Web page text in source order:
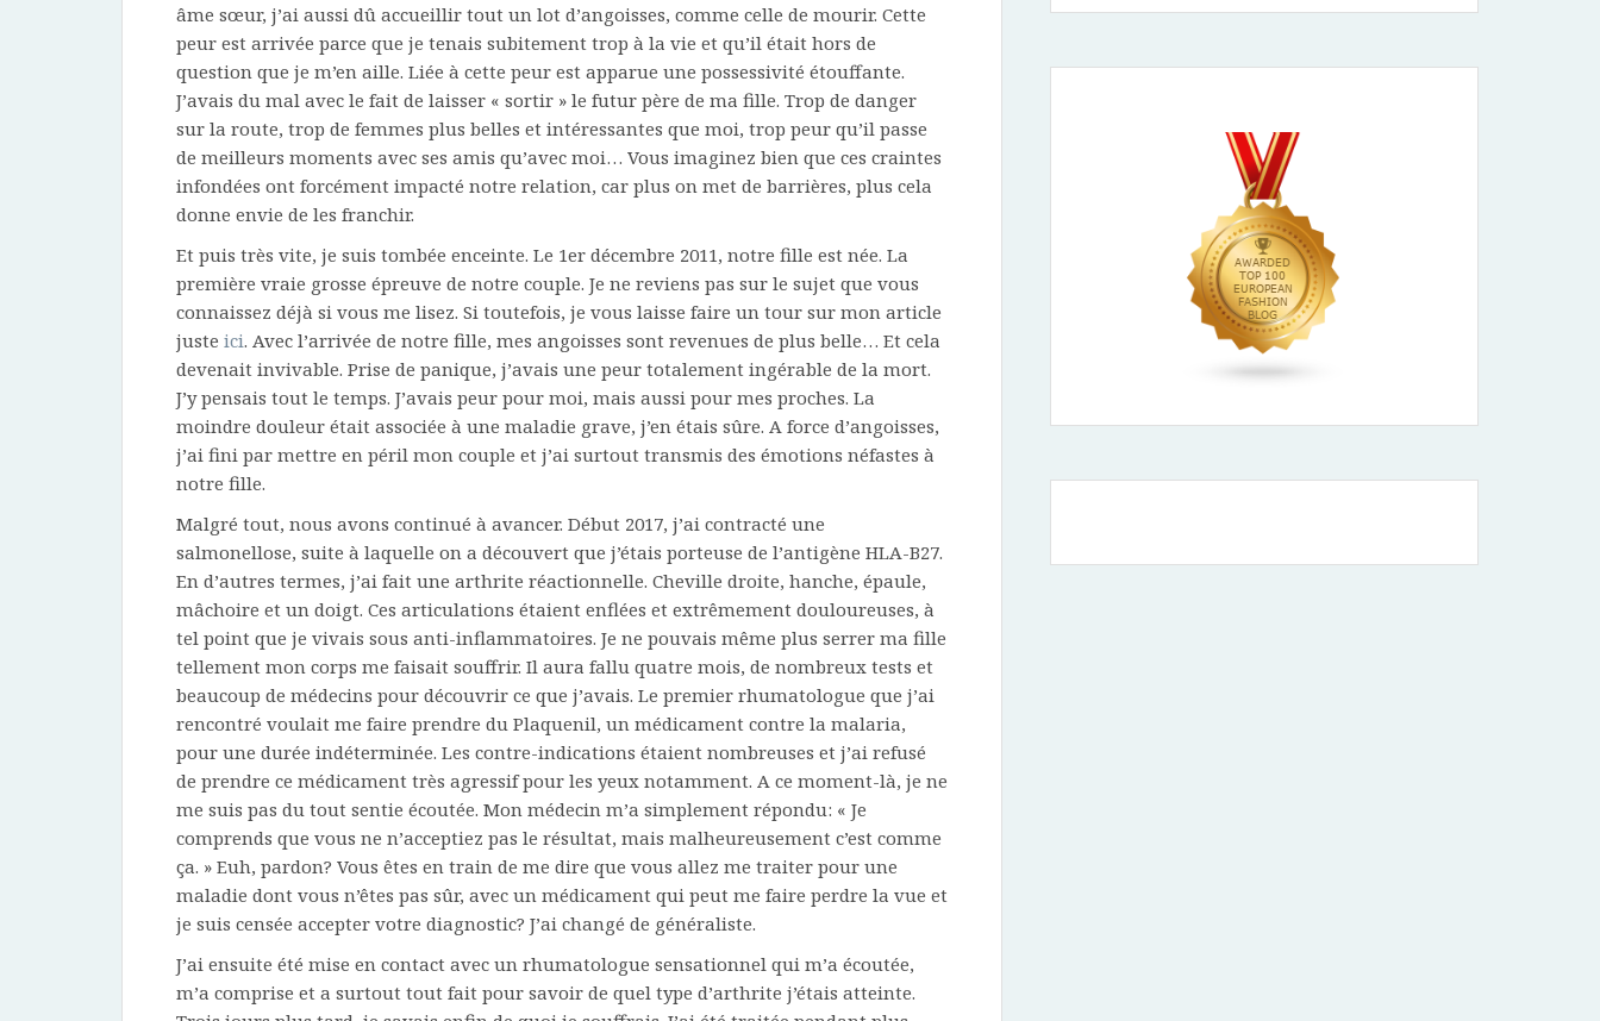
âme sœur, j’ai aussi dû accueillir tout un lot d’angoisses, comme celle de mourir. Cette
peur est arrivée parce que je tenais subitement trop à la vie et qu’il était hors de
question que je m’en aille. Liée à cette peur est apparue une possessivité étouffante.
J’avais du mal avec le fait de laisser « sortir » le futur père de ma fille. Trop de danger
sur la route, trop de femmes plus belles et intéressantes que moi, trop peur qu’il passe
de meilleurs moments avec ses amis qu’avec moi… Vous imaginez bien que ces craintes
infondées ont forcément impacté notre relation, car plus on met de barrières, plus cela
donne envie de les franchir.
Et puis très vite, je suis tombée enceinte. Le 1er décembre 2011, notre fille est née. La
première vraie grosse épreuve de notre couple. Je ne reviens pas sur le sujet que vous
connaissez déjà si vous me lisez. Si toutefois, je vous laisse faire un tour sur mon article
juste ici. Avec l’arrivée de notre fille, mes angoisses sont revenues de plus belle… Et cela
devenait invivable. Prise de panique, j’avais une peur totalement ingérable de la mort.
J’y pensais tout le temps. J’avais peur pour moi, mais aussi pour mes proches. La
moindre douleur était associée à une maladie grave, j’en étais sûre. A force d’angoisses,
j’ai fini par mettre en péril mon couple et j’ai surtout transmis des émotions néfastes à
notre fille.
Malgré tout, nous avons continué à avancer. Début 2017, j’ai contracté une
salmonellose, suite à laquelle on a découvert que j’étais porteuse de l’antigène HLA-B27.
En d’autres termes, j’ai fait une arthrite réactionnelle. Cheville droite, hanche, épaule,
mâchoire et un doigt. Ces articulations étaient enflées et extrêmement douloureuses, à
tel point que je vivais sous anti-inflammatoires. Je ne pouvais même plus serrer ma fille
tellement mon corps me faisait souffrir. Il aura fallu quatre mois, de nombreux tests et
beaucoup de médecins pour découvrir ce que j’avais. Le premier rhumatologue que j’ai
rencontré voulait me faire prendre du Plaquenil, un médicament contre la malaria,
pour une durée indéterminée. Les contre-indications étaient nombreuses et j’ai refusé
de prendre ce médicament très agressif pour les yeux notamment. A ce moment-là, je ne
me suis pas du tout sentie écoutée. Mon médecin m’a simplement répondu: « Je
comprends que vous ne n’acceptiez pas le résultat, mais malheureusement c’est comme
ça. » Euh, pardon? Vous êtes en train de me dire que vous allez me traiter pour une
maladie dont vous n’êtes pas sûr, avec un médicament qui peut me faire perdre la vue et
je suis censée accepter votre diagnostic? J’ai changé de généraliste.
J’ai ensuite été mise en contact avec un rhumatologue sensationnel qui m’a écoutée,
m’a comprise et a surtout tout fait pour savoir de quel type d’arthrite j’étais atteinte.